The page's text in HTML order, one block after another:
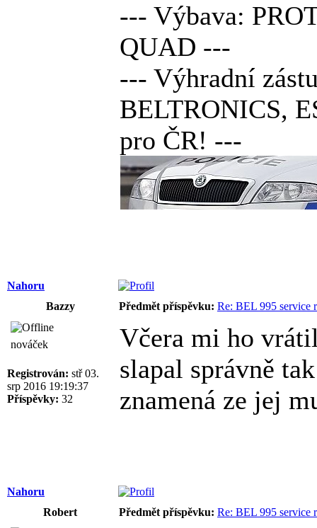
--- Výbava:
QUAD ---
--- Výhradní
BELTRONICS,
pro ČR! ---
Nahoru
Bazzy
Předmět příspěvku: Re: BEL 995 service
nováček
Registrován: stř 03.
srp 2016 19:19:37
Příspěvky: 32
Včera mi ho
slapal správně
znamená ze jej
Nahoru
Robert
Předmět příspěvku: Re: BEL 995 service